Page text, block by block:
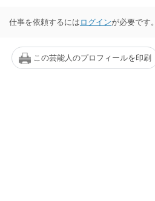
仕事を依頼するには ログインが必要です。
この芸能人のプロフィールを印刷